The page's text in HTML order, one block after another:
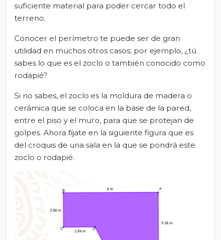
suficiente material para poder cercar todo el
terreno.
Conocer el perímetro te puede ser de gran
utilidad en muchos otros casos; por ejemplo, ¿tú
sabes lo que es el zoclo o también conocido como
rodapié?
Si no sabes, el zoclo es la moldura de madera o
cerámica que se coloca en la base de la pared,
entre el piso y el muro, para que se protejan de
golpes. Ahora fíjate en la siguiente figura que es
del croquis de una sala en la que se pondrá este
zoclo o rodapié.